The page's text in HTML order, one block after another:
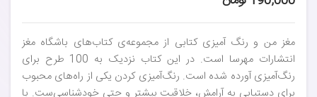
مغز من و رنگ آمیزی کتابی از مجموعه‌ی کتاب‌های باشگاه مغز
انتشارات مهرسا است. در این کتاب نزدیک به 100 طرح برای
رنگ‌آمیزی آورده شده است. رنگ‌آمیزی کردن یکی از راه‌های محبوب